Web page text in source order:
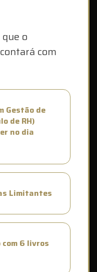
o
com
Gestão de
de RH)
no dia
Limitantes
6 livros